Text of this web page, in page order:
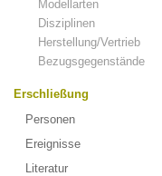
Modellarten
Disziplinen
Herstellung/Vertrieb
Bezugsgegenstände
Erschließung
Personen
Ereignisse
Literatur